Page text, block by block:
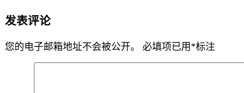
发表评论
您的电子邮箱地址不会被公开。 必填项已用 *标注